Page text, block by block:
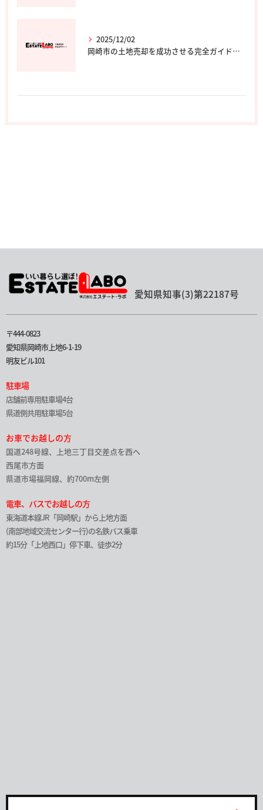
2025/12/02
岡崎市の土地売却を成功させる完全ガイド｜エステート・ラボ
愛知県知事(3)第22187号
〒444-0823
愛知県岡崎市上地6-1-19
明友ビル101
駐車場
店舗前専用駐車場4台
県道側共用駐車場5台
お車でお越しの方
国道248号線、上地三丁目交差点を西へ
西尾市方面
県道市場福岡線、約700m左側
電車、バスでお越しの方
東海道本線JR「岡崎駅」から上地方面
(南部地域交流センター行)の名鉄バス乗車
約15分「上地西口」停下車、徒歩2分